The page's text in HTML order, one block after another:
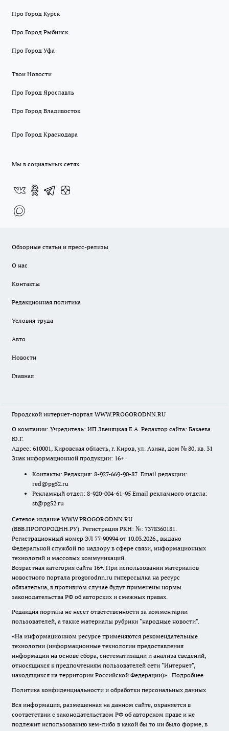
Про Город Курск
Про Город Рыбинск
Про Город Уфа
Твои Новости
Про Город Ярославль
Про Город Владивосток
Про Город Краснодара
Мы в социальных сетях
Обзорные статьи и пресс-релизы
О нас
Контакты
Редакционная политика
Условия труда
Авто
Новости
Главная
Городской интернет-портал WWW.PROGORODNN.RU
О компании: Учредитель: ИП Звеняцкая Е.А. Редактор сайта: Бакаева
Ю.Г.
Адрес: 610001, Кировская область, г. Киров, ул. Азина, дом № 80, кв. 31
Знак информационной продукции: 16+
Контакты: Редакция: 8-927-669-90-87 Email редакции:
red@pg52.ru
Рекламный отдел: 8-920-004-61-95 Email рекламного отдела:
st@pg52.ru
Сетевое издание WWW.PROGORODNN.RU
(ВВВ.ПРОГОРОДНН.РУ). Регистрация РКН: №: 7378360181.
Регистрационный номер ЭЛ 77-90994 от 10.03.2026., выдано
Федеральной службой по надзору в сфере связи, информационных
технологий и массовых коммуникаций.
Возрастная категория сайта 16+. При использовании материалов
новостного портала progorodnn.ru гиперссылка на ресурс
обязательна, в противном случае будут применены нормы
законодательства РФ об авторских и смежных правах.
Редакция портала не несет ответственности за комментарии
пользователей, а также материалы рубрики "народные новости".
«На информационном ресурсе применяются рекомендательные
технологии (информационные технологии предоставления
информации на основе сбора, систематизации и анализа сведений,
относящихся к предпочтениям пользователей сети "Интернет",
находящихся на территории Российской Федерации)». Подробнее
Политика конфиденциальности и обработки персональных данных
Вся информация, размещенная на данном сайте, охраняется в
соответствии с законодательством РФ об авторском праве и не
подлежит использованию кем-либо в какой бы то ни было форме, в